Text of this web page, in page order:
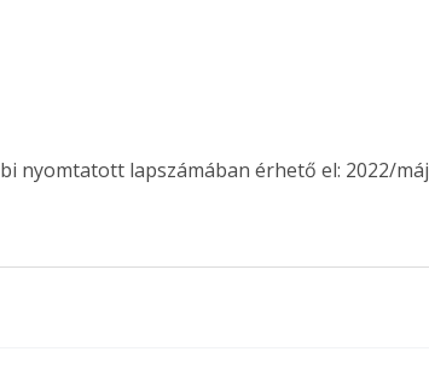
nyomtatott lapszámában érhető el: 2022/